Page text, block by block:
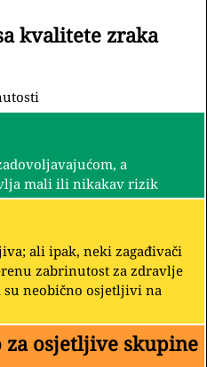
kvalitete zraka
a
mali ili nikakav rizik
ali ipak, neki zagađivači
zabrinutost za zdravlje
neobično osjetljivi na
za osjetljive skupine